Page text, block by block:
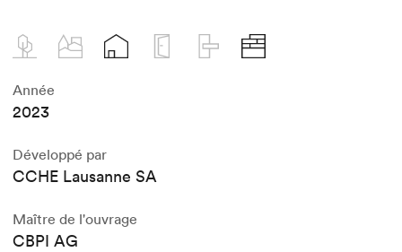
Année
2023
Développé par
CCHE Lausanne SA
Maître de l'ouvrage
CBPI AG